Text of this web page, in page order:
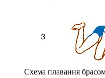
Схема плавання